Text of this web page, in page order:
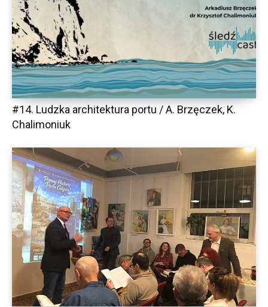
#14. Ludzka architektura portu / A. Brzęczek, K.
Chalimoniuk